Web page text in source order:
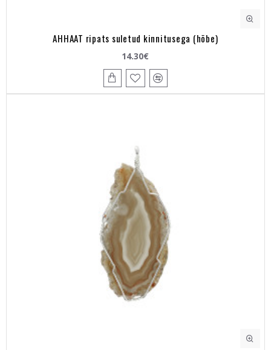
AHHAAT ripats suletud kinnitusega (hõbe)
14.30€